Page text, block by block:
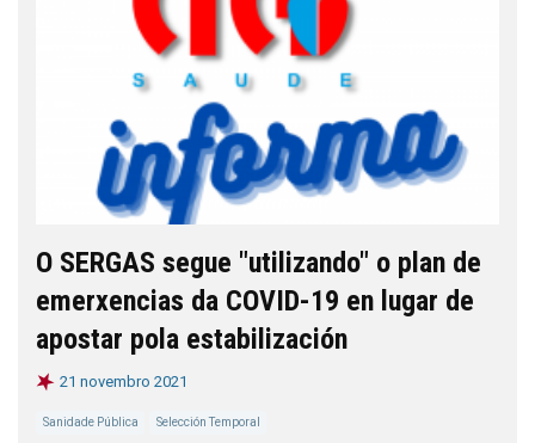
O SERGAS segue "utilizando" o plan de
emerxencias da COVID-19 en lugar de
apostar pola estabilización
21 novembro 2021
Sanidade Pública Selección Temporal